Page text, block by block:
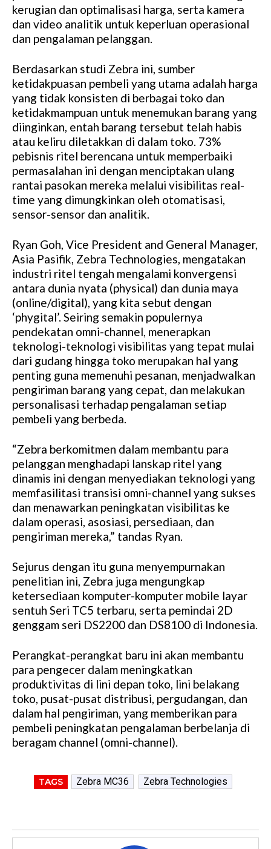
kerugian dan optimalisasi harga, serta kamera
dan video analitik untuk keperluan operasional
dan pengalaman pelanggan.
Berdasarkan studi Zebra ini, sumber
ketidakpuasan pembeli yang utama adalah harga
yang tidak konsisten di berbagai toko dan
ketidakmampuan untuk menemukan barang yang
diinginkan, entah barang tersebut telah habis
atau keliru diletakkan di dalam toko. 73%
pebisnis ritel berencana untuk memperbaiki
permasalahan ini dengan menciptakan ulang
rantai pasokan mereka melalui visibilitas real-
time yang dimungkinkan oleh otomatisasi,
sensor-sensor dan analitik.
Ryan Goh, Vice President and General Manager,
Asia Pasifik, Zebra Technologies, mengatakan
industri ritel tengah mengalami konvergensi
antara dunia nyata (physical) dan dunia maya
(online/digital), yang kita sebut dengan
‘phygital’. Seiring semakin populernya
pendekatan omni-channel, menerapkan
teknologi-teknologi visibilitas yang tepat mulai
dari gudang hingga toko merupakan hal yang
penting guna memenuhi pesanan, menjadwalkan
pengiriman barang yang cepat, dan melakukan
personalisasi terhadap pengalaman setiap
pembeli yang berbeda.
“Zebra berkomitmen dalam membantu para
pelanggan menghadapi lanskap ritel yang
dinamis ini dengan menyediakan teknologi yang
memfasilitasi transisi omni-channel yang sukses
dan menawarkan peningkatan visibilitas ke
dalam operasi, asosiasi, persediaan, dan
pengiriman mereka,” tandas Ryan.
Sejurus dengan itu guna menyempurnakan
penelitian ini, Zebra juga mengungkap
ketersediaan komputer-komputer mobile layar
sentuh Seri TC5 terbaru, serta pemindai 2D
genggam seri DS2200 dan DS8100 di Indonesia.
Perangkat-perangkat baru ini akan membantu
para pengecer dalam meningkatkan
produktivitas di lini depan toko, lini belakang
toko, pusat-pusat distribusi, pergudangan, dan
dalam hal pengiriman, yang memberikan para
pembeli peningkatan pengalaman berbelanja di
beragam channel (omni-channel).
TAGS Zebra MC36 Zebra Technologies